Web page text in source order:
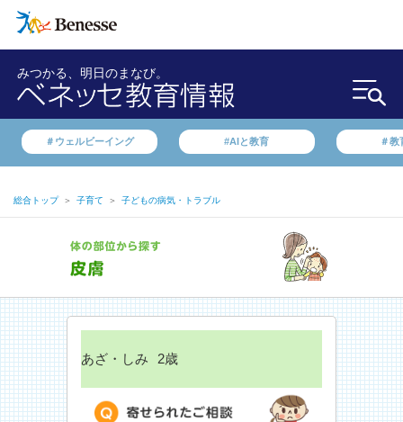
みつかる、明日のまなび。
＃ウェルビーイング #AIと教育 ＃教
総合トップ ＞ 子育て ＞ 子どもの病気・トラブル
あざ・しみ 2歳